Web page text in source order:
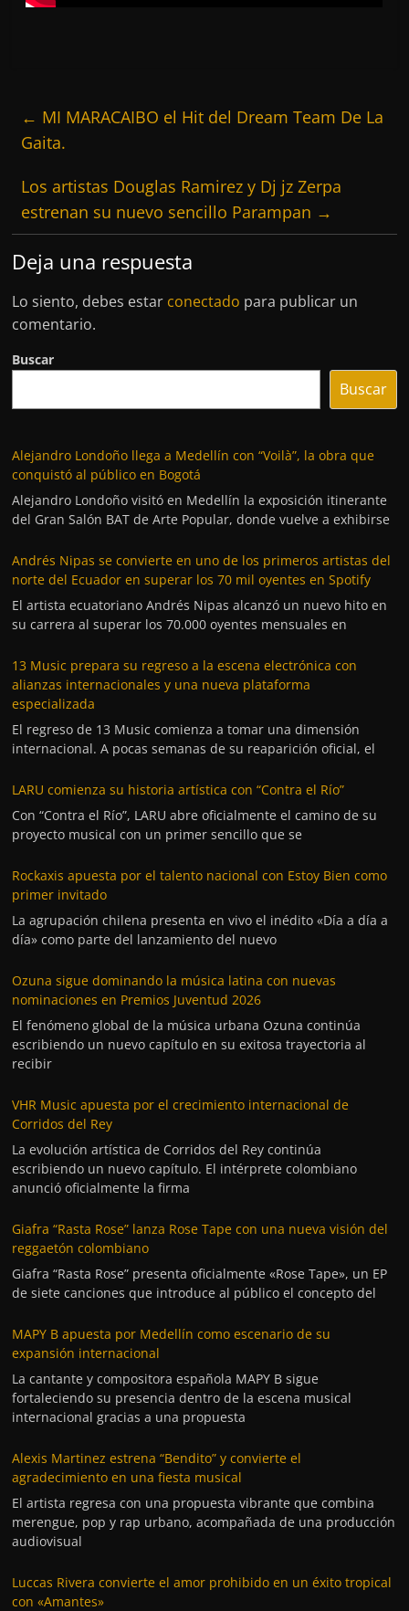
← MI MARACAIBO el Hit del Dream Team De La
Gaita.
Los artistas Douglas Ramirez y Dj jz Zerpa
estrenan su nuevo sencillo Parampan →
Deja una respuesta
Lo siento, debes estar conectado para publicar un
comentario.
Buscar
Buscar
Alejandro Londoño llega a Medellín con “Voilà”, la obra que
conquistó al público en Bogotá
Alejandro Londoño visitó en Medellín la exposición itinerante
del Gran Salón BAT de Arte Popular, donde vuelve a exhibirse
Andrés Nipas se convierte en uno de los primeros artistas del
norte del Ecuador en superar los 70 mil oyentes en Spotify
El artista ecuatoriano Andrés Nipas alcanzó un nuevo hito en
su carrera al superar los 70.000 oyentes mensuales en
13 Music prepara su regreso a la escena electrónica con
alianzas internacionales y una nueva plataforma
especializada
El regreso de 13 Music comienza a tomar una dimensión
internacional. A pocas semanas de su reaparición oficial, el
LARU comienza su historia artística con “Contra el Río”
Con “Contra el Río”, LARU abre oficialmente el camino de su
proyecto musical con un primer sencillo que se
Rockaxis apuesta por el talento nacional con Estoy Bien como
primer invitado
La agrupación chilena presenta en vivo el inédito «Día a día a
día» como parte del lanzamiento del nuevo
Ozuna sigue dominando la música latina con nuevas
nominaciones en Premios Juventud 2026
El fenómeno global de la música urbana Ozuna continúa
escribiendo un nuevo capítulo en su exitosa trayectoria al
recibir
VHR Music apuesta por el crecimiento internacional de
Corridos del Rey
La evolución artística de Corridos del Rey continúa
escribiendo un nuevo capítulo. El intérprete colombiano
anunció oficialmente la firma
Giafra “Rasta Rose” lanza Rose Tape con una nueva visión del
reggaetón colombiano
Giafra “Rasta Rose” presenta oficialmente «Rose Tape», un EP
de siete canciones que introduce al público el concepto del
MAPY B apuesta por Medellín como escenario de su
expansión internacional
La cantante y compositora española MAPY B sigue
fortaleciendo su presencia dentro de la escena musical
internacional gracias a una propuesta
Alexis Martinez estrena “Bendito” y convierte el
agradecimiento en una fiesta musical
El artista regresa con una propuesta vibrante que combina
merengue, pop y rap urbano, acompañada de una producción
audiovisual
Luccas Rivera convierte el amor prohibido en un éxito tropical
con «Amantes»